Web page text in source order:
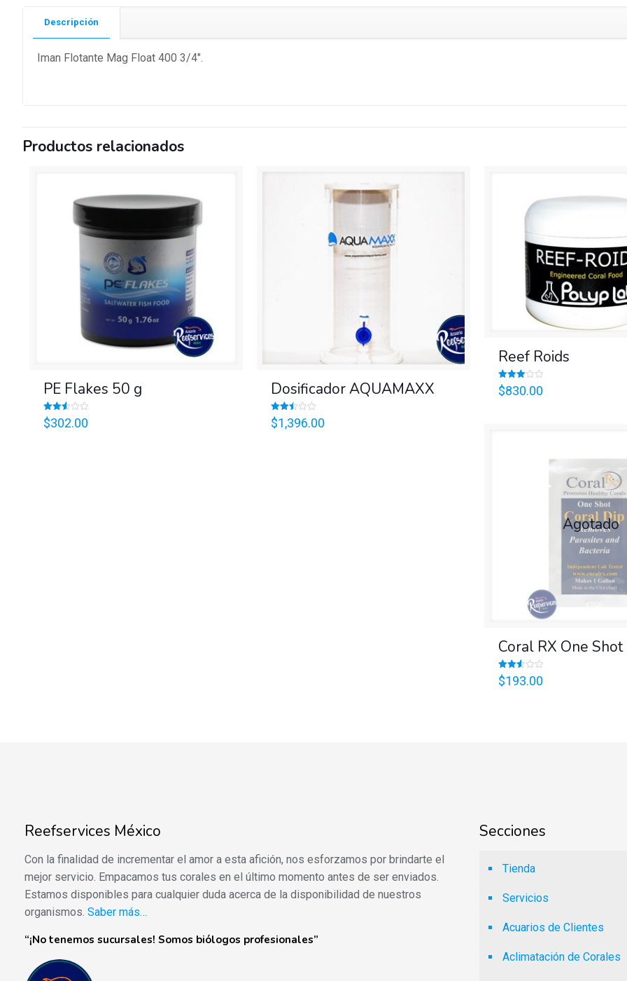
Descripción
Iman Flotante Mag Float 400 3/4″.
Productos relacionados
PE Flakes 50 g
Valorado
en
$302.00
Dosificador AQUAMAXX
Valorado
en
$1,396.00
Reef Roids
Valorado
en
$830.00
Agotado
Coral RX One Shot
Valorado
en
$193.00
Reefservices México
Con la finalidad de incrementar el amor a esta afición, nos esforzamos por brindarte el
mejor servicio. Empacamos tus corales en el último momento antes de ser enviados.
Estamos disponibles para cualquier duda acerca de la disponibilidad de nuestros
organismos. Saber más…
“¡No tenemos sucursales! Somos biólogos profesionales”
Secciones
Tienda
Servicios
Acuarios de Clientes
Aclimatación de Corales